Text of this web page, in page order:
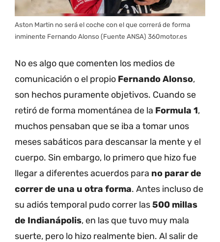
Aston Martin no será el coche con el que correrá de forma
inminente Fernando Alonso (Fuente ANSA) 360motor.es
No es algo que comenten los medios de
comunicación o el propio Fernando Alonso,
son hechos puramente objetivos. Cuando se
retiró de forma momentánea de la Formula 1,
muchos pensaban que se iba a tomar unos
meses sabáticos para descansar la mente y el
cuerpo. Sin embargo, lo primero que hizo fue
llegar a diferentes acuerdos para no parar de
correr de una u otra forma. Antes incluso de
su adiós temporal pudo correr las500 millas
de Indianápolis, en las que tuvo muy mala
suerte, pero lo hizo realmente bien. Al salir de